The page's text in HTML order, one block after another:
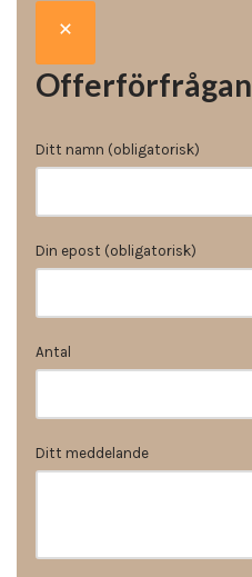
Offerförfrågan
Ditt namn (obligatorisk)
Din epost (obligatorisk)
Antal
Ditt meddelande